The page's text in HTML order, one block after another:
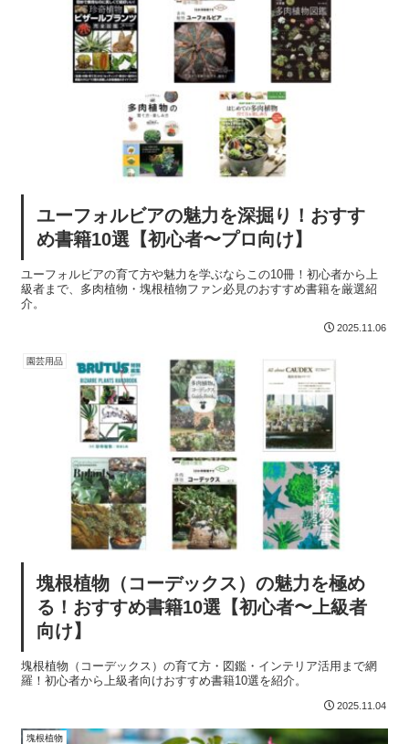
ユーフォルビアの魅力を深掘り！おすす
め書籍10選【初心者〜プロ向け】
ユーフォルビアの育て方や魅力を学ぶならこの10冊！初心者から上
級者まで、多肉植物・塊根植物ファン必見のおすすめ書籍を厳選紹
介。
2025.11.06
園芸用品
塊根植物（コーデックス）の魅力を極め
る！おすすめ書籍10選【初心者〜上級者
向け】
塊根植物（コーデックス）の育て方・図鑑・インテリア活用まで網
羅！初心者から上級者向けおすすめ書籍10選を紹介。
2025.11.04
塊根植物